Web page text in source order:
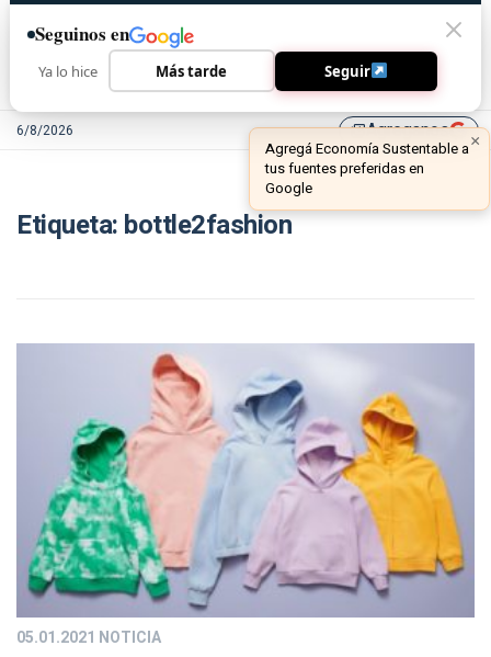
6/8/2026 library_addAgreganos ×
Agregá Economía Sustentable a
tus fuentes preferidas en
Google
Etiqueta: bottle2fashion
05.01.2021 NOTICIA
Seguinos en
Ya lo hice Más tarde Seguir